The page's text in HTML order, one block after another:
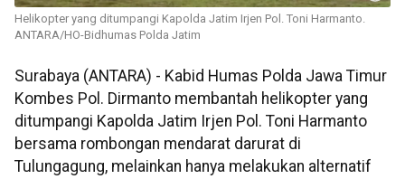
Helikopter yang ditumpangi Kapolda Jatim Irjen Pol. Toni Harmanto.
ANTARA/HO-Bidhumas Polda Jatim
Surabaya (ANTARA) - Kabid Humas Polda Jawa Timur
Kombes Pol. Dirmanto membantah helikopter yang
ditumpangi Kapolda Jatim Irjen Pol. Toni Harmanto
bersama rombongan mendarat darurat di
Tulungagung, melainkan hanya melakukan alternatif